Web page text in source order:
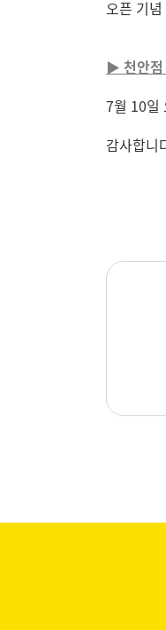
오픈 기
▶ 천안점
7월 10일
감사합니